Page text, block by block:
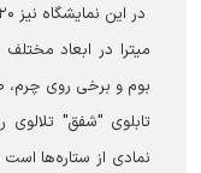
میترا در ابعاد
بوم و برخی روی
تابلوی "شفق"
نمادی از ستاره‌ها